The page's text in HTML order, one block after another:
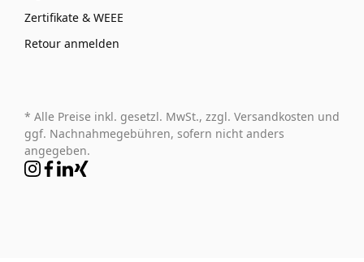
Zertifikate & WEEE
Retour anmelden
* Alle Preise inkl. gesetzl. MwSt., zzgl. Versandkosten und
ggf. Nachnahmegebühren, sofern nicht anders
angegeben.